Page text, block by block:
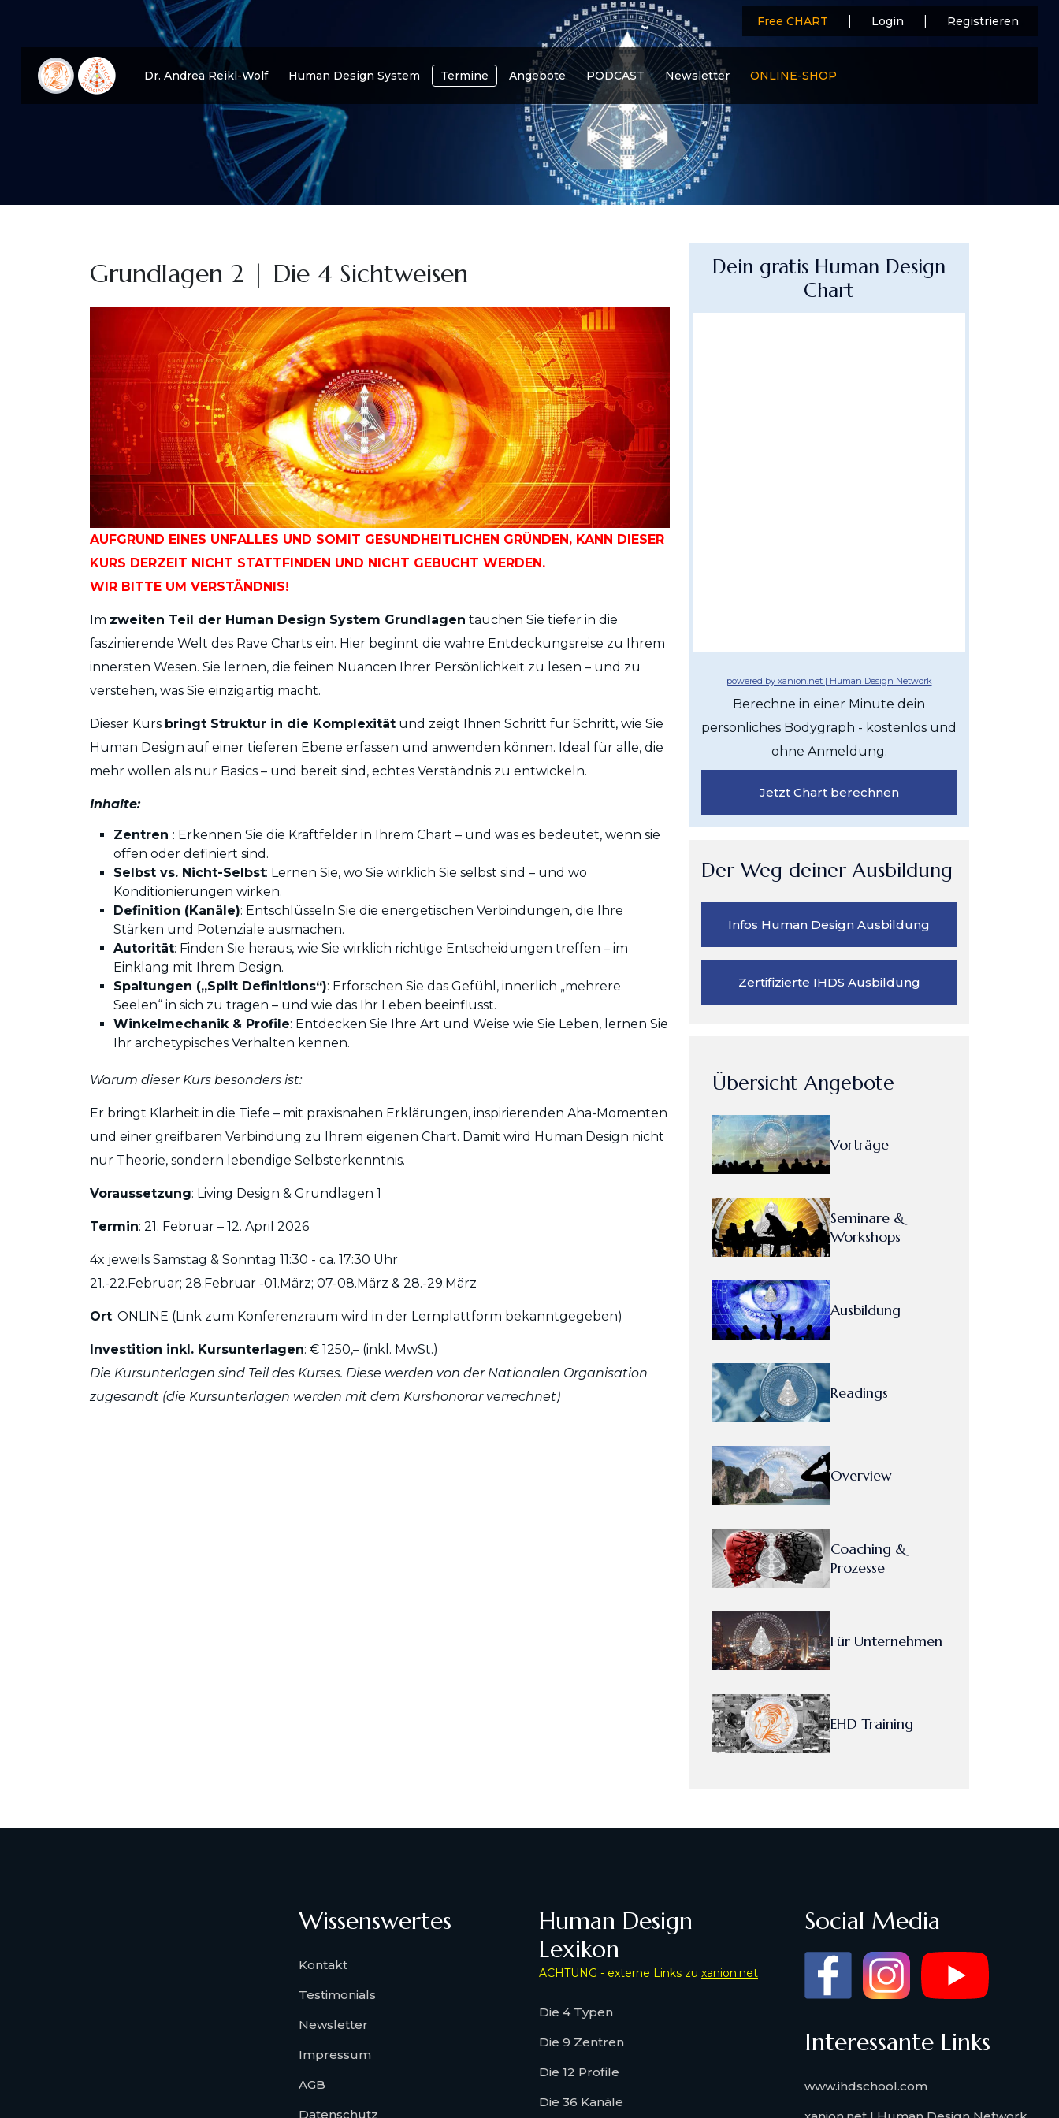
Dr. Andrea Reikl-Wolf Human Design System Termine Angebote PODCAST Newsletter ONLINE-SHOP
Free CHART Login Registrieren
Grundlagen 2 | Die 4 Sichtweisen
AUFGRUND EINES UNFALLES UND SOMIT GESUNDHEITLICHEN GRÜNDEN, KANN DIESER
KURS DERZEIT NICHT STATTFINDEN UND NICHT GEBUCHT WERDEN.
WIR BITTE UM VERSTÄNDNIS!
Im zweiten Teil der Human Design System Grundlagen tauchen Sie tiefer in die
faszinierende Welt des Rave Charts ein. Hier beginnt die wahre Entdeckungsreise zu Ihrem
innersten Wesen. Sie lernen, die feinen Nuancen Ihrer Persönlichkeit zu lesen – und zu
verstehen, was Sie einzigartig macht.
Dieser Kurs bringt Struktur in die Komplexität und zeigt Ihnen Schritt für Schritt, wie Sie
Human Design auf einer tieferen Ebene erfassen und anwenden können. Ideal für alle, die
mehr wollen als nur Basics – und bereit sind, echtes Verständnis zu entwickeln.
Inhalte:
Zentren : Erkennen Sie die Kraftfelder in Ihrem Chart – und was es bedeutet, wenn sie
offen oder definiert sind.
Selbst vs. Nicht-Selbst: Lernen Sie, wo Sie wirklich Sie selbst sind – und wo
Konditionierungen wirken.
Definition (Kanäle): Entschlüsseln Sie die energetischen Verbindungen, die Ihre
Stärken und Potenziale ausmachen.
Autorität: Finden Sie heraus, wie Sie wirklich richtige Entscheidungen treffen – im
Einklang mit Ihrem Design.
Spaltungen („Split Definitions“): Erforschen Sie das Gefühl, innerlich „mehrere
Seelen“ in sich zu tragen – und wie das Ihr Leben beeinflusst.
Winkelmechanik & Profile: Entdecken Sie Ihre Art und Weise wie Sie Leben, lernen Sie
Ihr archetypisches Verhalten kennen.
Warum dieser Kurs besonders ist:
Er bringt Klarheit in die Tiefe – mit praxisnahen Erklärungen, inspirierenden Aha-Momenten
und einer greifbaren Verbindung zu Ihrem eigenen Chart. Damit wird Human Design nicht
nur Theorie, sondern lebendige Selbsterkenntnis.
Voraussetzung: Living Design & Grundlagen 1
Termin: 21. Februar – 12. April 2026
4x jeweils Samstag & Sonntag 11:30 - ca. 17:30 Uhr
21.-22.Februar; 28.Februar -01.März; 07-08.März & 28.-29.März
Ort: ONLINE (Link zum Konferenzraum wird in der Lernplattform bekanntgegeben)
Investition inkl. Kursunterlagen: € 1250,– (inkl. MwSt.)
Die Kursunterlagen sind Teil des Kurses. Diese werden von der Nationalen Organisation
zugesandt (die Kursunterlagen werden mit dem Kurshonorar verrechnet)
Dein gratis Human Design
Chart
powered by xanion.net | Human Design Network
Berechne in einer Minute dein
persönliches Bodygraph - kostenlos und
ohne Anmeldung.
Jetzt Chart berechnen
Der Weg deiner Ausbildung
Infos Human Design Ausbildung
Zertifizierte IHDS Ausbildung
Übersicht Angebote
Vorträge
Seminare &
Workshops
Ausbildung
Readings
Overview
Coaching &
Prozesse
Für Unternehmen
EHD Training
Wissenswertes
Kontakt
Testimonials
Newsletter
Impressum
AGB
Datenschutz
Human Design
Lexikon
ACHTUNG - externe Links zu xanion.net
Die 4 Typen
Die 9 Zentren
Die 12 Profile
Die 36 Kanäle
Social Media
Interessante Links
www.ihdschool.com